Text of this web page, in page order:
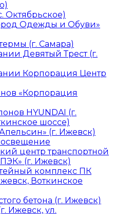
Октябрьское)
Одежды и Обуви»
(г. Самара)
Девятый Трест (г.
Корпорация Центр
«Корпорация
HYUNDAI (г.
шоссе)
(г. Ижевск)
центр транспортной
(г. Ижевск)
комплекс ПК
Воткинское
бетона (г. Ижевск)
Ижевск, ул.